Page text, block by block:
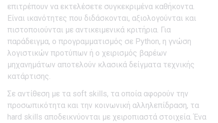
επιτρέπουν να εκτελέσετε συγκεκριμένα καθήκοντα.
Είναι ικανότητες που διδάσκονται, αξιολογούνται και
πιστοποιούνται με αντικειμενικά κριτήρια. Για
παράδειγμα, ο προγραμματισμός σε Python, η γνώση
λογιστικών προτύπων ή ο χειρισμός βαρέων
μηχανημάτων αποτελούν κλασικά δείγματα τεχνικής
κατάρτισης.
Σε αντίθεση με τα soft skills, τα οποία αφορούν την
προσωπικότητα και την κοινωνική αλληλεπίδραση, τα
hard skills αποδεικνύονται με χειροπιαστά στοιχεία. Ένα